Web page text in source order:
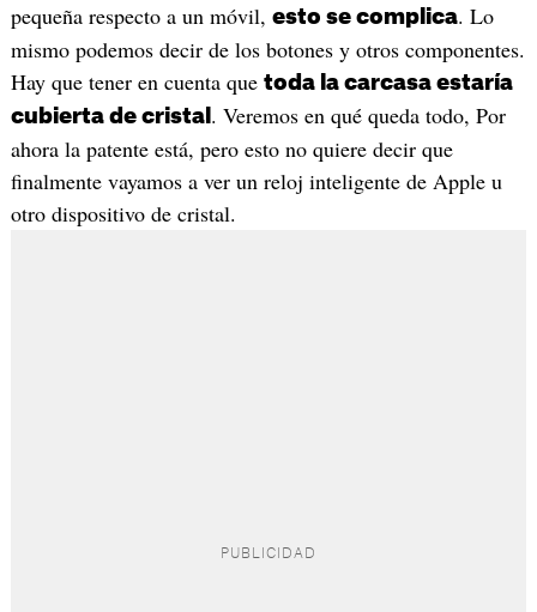
pequeña respecto a un móvil, esto se complica. Lo
mismo podemos decir de los botones y otros componentes.
Hay que tener en cuenta que toda la carcasa estaría
cubierta de cristal . Veremos en qué queda todo, Por
ahora la patente está, pero esto no quiere decir que
finalmente vayamos a ver un reloj inteligente de Apple u
otro dispositivo de cristal.